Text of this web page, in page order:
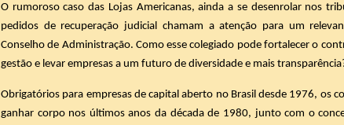
O rumoroso caso das Lojas Americanas, ainda a se desenrolar nos
pedidos de recuperação judicial chamam a atenção para um
Conselho de Administração. Como esse colegiado pode fortalecer o
gestão e levar empresas a um futuro de diversidade e mais
Obrigatórios para empresas de capital aberto no Brasil desde 1976, os
ganhar corpo nos últimos anos da década de 1980, junto com o